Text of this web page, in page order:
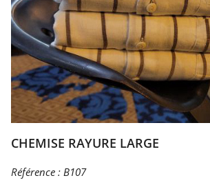
CHEMISE RAYURE LARGE
Référence : B107